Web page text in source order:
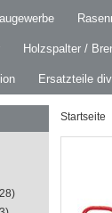
Holzspalter /
Ersatzteile
Startseite